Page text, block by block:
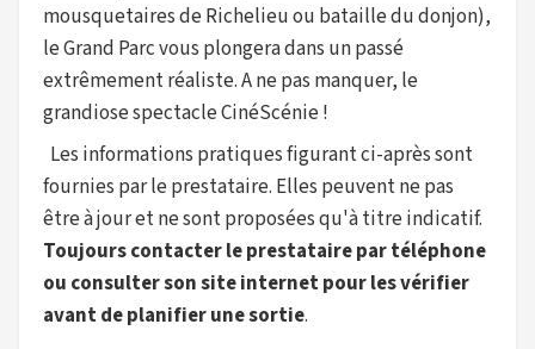
mousquetaires de Richelieu ou bataille du donjon),
le Grand Parc vous plongera dans un passé
extrêmement réaliste. A ne pas manquer, le
grandiose spectacle CinéScénie !
Les informations pratiques figurant ci-après sont
fournies par le prestataire. Elles peuvent ne pas
être à jour et ne sont proposées qu'à titre indicatif.
Toujours contacter le prestataire par téléphone
ou consulter son site internet pour les vérifier
avant de planifier une sortie.